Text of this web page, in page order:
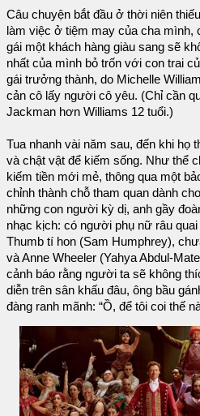
Câu chuyện bắt đầu ở thời niên
làm việc ở tiệm may của cha mình,
gái một khách hàng giàu sang sẽ
nhất của mình bỏ trốn với con trai
gái trưởng thành, do Michelle
cản cô lấy người cô yêu. (Chỉ cần
Jackman hơn Williams 12 tuổi.)
Tua nhanh vài năm sau, đến khi họ
và chật vật để kiếm sống. Như thể
kiếm tiền mới mẻ, thông qua một
chỉnh thành chỗ tham quan dành
những con người kỳ dị, anh gầy
nhạc kịch: có người phụ nữ râu
Thumb tí hon (Sam Humphrey),
và Anne Wheeler (Yahya Abdul-
cảnh báo rằng người ta sẽ không
diễn trên sân khấu đâu, ông bầu
đàng ranh mãnh: “Ồ, để tôi coi thế